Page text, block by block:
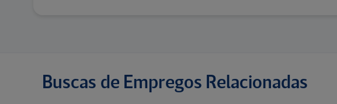
Buscas de Empregos Relacionadas